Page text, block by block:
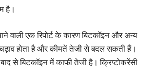
है।
वाली एक रिपोर्ट के कारण बिटकॉइन और अन्य
चढ़ाव होता है और कीमतें तेजी से बदल सकती हैं।
से बिटकॉइन में काफी तेजी है। क्रिप्टोकरेंसी